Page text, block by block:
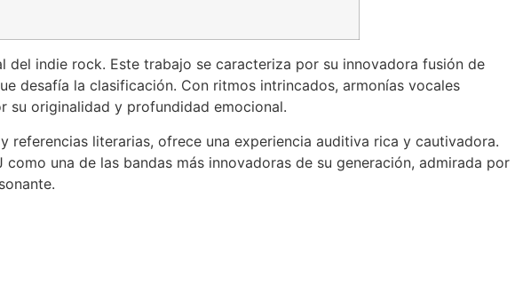
indie rock. Este trabajo se caracteriza por su innovadora fusión de
desafía la clasificación. Con ritmos intrincados, armonías vocales
su originalidad y profundidad emocional.
literarias, ofrece una experiencia auditiva rica y cautivadora.
una de las bandas más innovadoras de su generación, admirada por